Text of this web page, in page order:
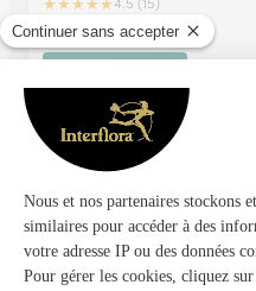
14, rue de Champagny